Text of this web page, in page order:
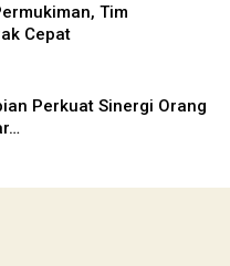
Tim
Cepat
Perkuat Sinergi Orang